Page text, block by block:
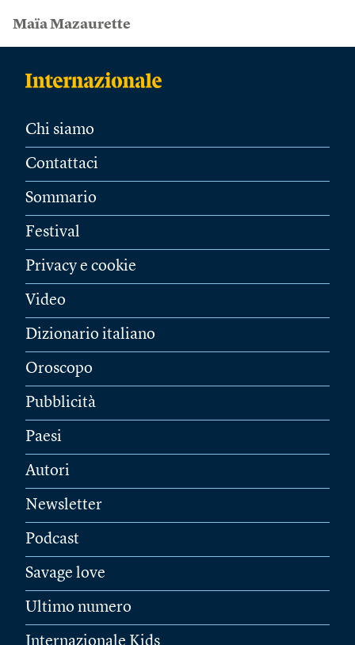
Maïa Mazaurette
Chi siamo
Contattaci
Sommario
Festival
Privacy e cookie
Video
Dizionario italiano
Oroscopo
Pubblicità
Paesi
Autori
Newsletter
Podcast
Savage love
Ultimo numero
Internazionale Kids